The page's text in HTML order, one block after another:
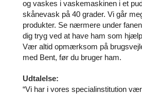
og vaskes i vaskemaskinen i et
skånevask på 40 grader. Vi går
produkter. Se nærmere under
dig tryg ved at have ham som
Vær altid opmærksom på
med Bent, før du bruger ham.
Udtalelse:
“Vi har i vores specialinstitution